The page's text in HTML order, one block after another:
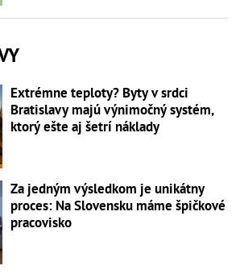
Extrémne teploty? Byty v srdci
Bratislavy majú výnimočný systém,
ktorý ešte aj šetrí náklady
Za jedným výsledkom je unikátny
proces: Na Slovensku máme špičkové
pracovisko